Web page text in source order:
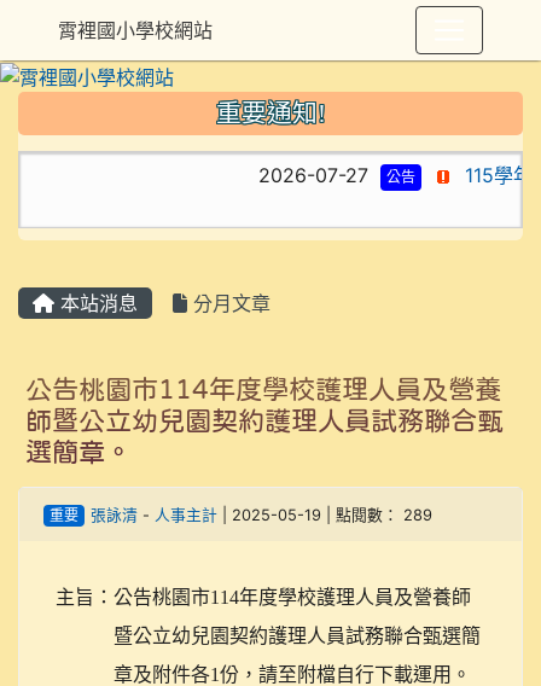
重要通知!
2026-07-27 公告 115學年
本站消息 分月文章
公告桃園市114年度學校護理人員及營養
師暨公立幼兒園契約護理人員試務聯合甄
選簡章。
重要 張詠清- 人事主計| 2025-05-19 | 點閱數： 289
主旨：公告桃園市114年度學校護理人員及營養師
暨公立幼兒園契約護理人員試務聯合甄選簡
章及附件各1份，請至附檔自行下載運用。
霄裡國小學校網站